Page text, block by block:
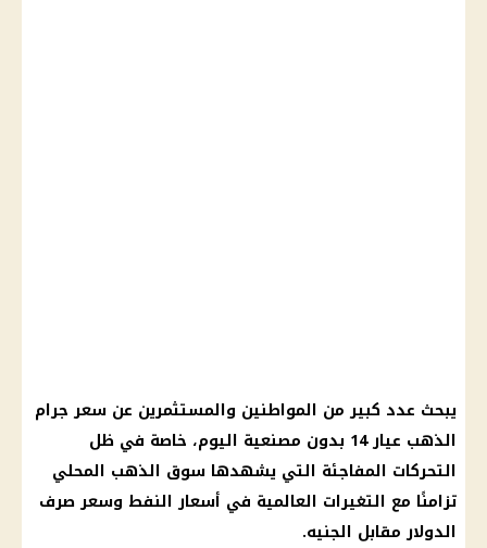
يبحث عدد كبير من المواطنين والمستثمرين عن سعر جرام
الذهب عيار 14 بدون مصنعية اليوم، خاصة في ظل
التحركات المفاجئة التي يشهدها سوق الذهب المحلي
تزامنًا مع التغيرات العالمية في أسعار النفط وسعر صرف
الدولار مقابل الجنيه.